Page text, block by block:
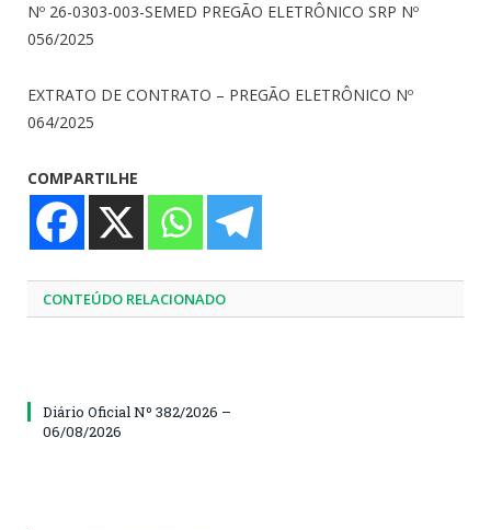
Nº 26-0303-003-SEMED PREGÃO ELETRÔNICO SRP Nº
056/2025
EXTRATO DE CONTRATO – PREGÃO ELETRÔNICO Nº
064/2025
COMPARTILHE
CONTEÚDO RELACIONADO
Diário Oficial Nº 382/2026 –
06/08/2026